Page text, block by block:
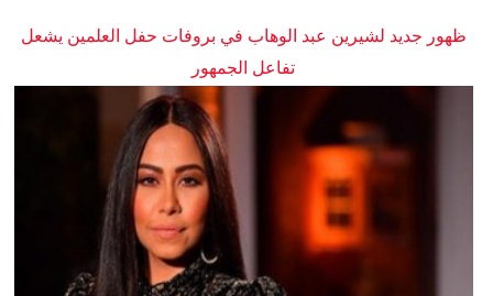
ظهور جديد لشيرين عبد الوهاب في بروفات حفل العلمين يشعل
تفاعل الجمهور